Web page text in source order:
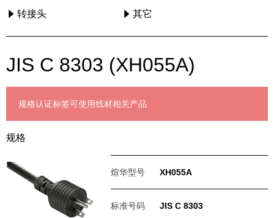
转接头 其它
JIS C 8303 (XH055A)
规格认证标签可使用线材相关产品
规格
煊华型号 XH055A
标准号码 JIS C 8303